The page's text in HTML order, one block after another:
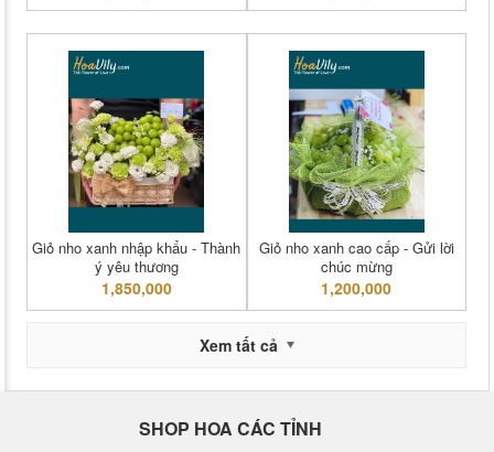
Giỏ nho xanh nhập khẩu - Thành
ý yêu thương
1,850,000
Giỏ nho xanh cao cấp - Gửi lời
chúc mừng
1,200,000
Xem tất cả
SHOP HOA CÁC TỈNH